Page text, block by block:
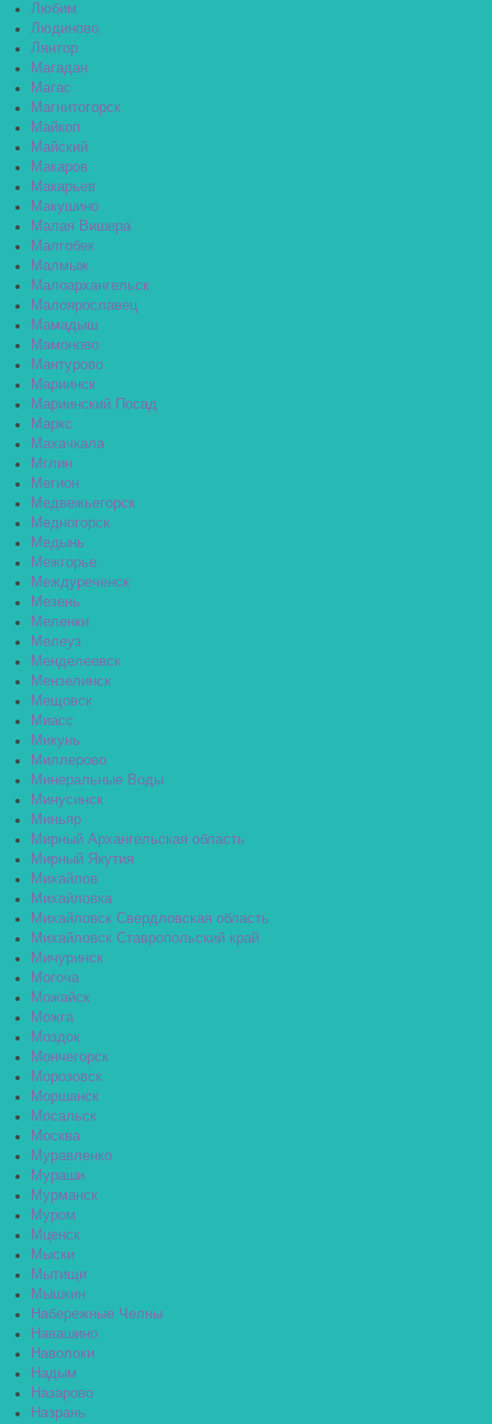
Любим
Людиново
Лянтор
Магадан
Магас
Магнитогорск
Майкоп
Майский
Макаров
Макарьев
Макушино
Малая Вишера
Малгобек
Малмыж
Малоархангельск
Малоярославец
Мамадыш
Мамоново
Мантурово
Мариинск
Мариинский Посад
Маркс
Махачкала
Мглин
Мегион
Медвежьегорск
Медногорск
Медынь
Межгорье
Междуреченск
Мезень
Меленки
Мелеуз
Менделеевск
Мензелинск
Мещовск
Миасс
Микунь
Миллерово
Минеральные Воды
Минусинск
Миньяр
Мирный Архангельская область
Мирный Якутия
Михайлов
Михайловка
Михайловск Свердловская область
Михайловск Ставропольский край
Мичуринск
Могоча
Можайск
Можга
Моздок
Мончегорск
Морозовск
Моршанск
Мосальск
Москва
Муравленко
Мураши
Мурманск
Муром
Мценск
Мыски
Мытищи
Мышкин
Набережные Челны
Навашино
Наволоки
Надым
Назарово
Назрань